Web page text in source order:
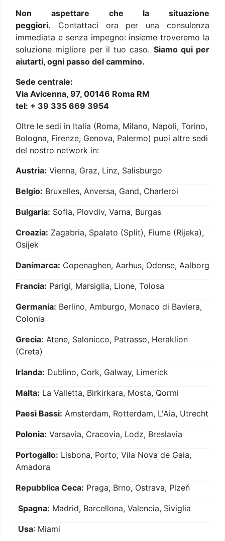
Non aspettare che la situazione
peggiori. Contattaci ora per una consulenza
immediata e senza impegno: insieme troveremo la
soluzione migliore per il tuo caso. Siamo qui per
aiutarti, ogni passo del cammino.
Sede centrale:
Via Avicenna, 97, 00146 Roma RM
tel: + 39 335 669 3954
Oltre le sedi in Italia (Roma, Milano, Napoli, Torino,
Bologna, Firenze, Genova, Palermo) puoi altre sedi
del nostro network in:
Austria: Vienna, Graz, Linz, Salisburgo
Belgio: Bruxelles, Anversa, Gand, Charleroi
Bulgaria: Sofia, Plovdiv, Varna, Burgas
Croazia: Zagabria, Spalato (Split), Fiume (Rijeka),
Osijek
Danimarca: Copenaghen, Aarhus, Odense, Aalborg
Francia: Parigi, Marsiglia, Lione, Tolosa
Germania: Berlino, Amburgo, Monaco di Baviera,
Colonia
Grecia: Atene, Salonicco, Patrasso, Heraklion
(Creta)
Irlanda: Dublino, Cork, Galway, Limerick
Malta: La Valletta, Birkirkara, Mosta, Qormi
Paesi Bassi: Amsterdam, Rotterdam, L'Aia, Utrecht
Polonia: Varsavia, Cracovia, Lodz, Breslavia
Portogallo: Lisbona, Porto, Vila Nova de Gaia,
Amadora
Repubblica Ceca: Praga, Brno, Ostrava, Plzeň
Spagna: Madrid, Barcellona, Valencia, Siviglia
Usa: Miami